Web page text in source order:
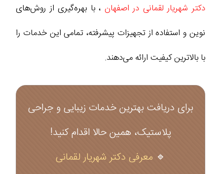
دکتر شهریار لقمانی در اصفهان ، با بهره‌گیری از روش‌های
نوین و استفاده از تجهیزات پیشرفته، تمامی این خدمات را
با بالاترین کیفیت ارائه می‌دهند.
برای دریافت بهترین خدمات زیبایی و جراحی
پلاستیک، همین حالا اقدام کنید!
🔹 معرفی دکتر شهریار لقمانی